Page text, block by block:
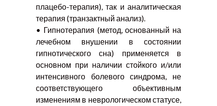
плацебо-терапия), так и аналитическая
терапия (транзактный анализ).
• Гипнотерапия (метод, основанный на
лечебном внушении в состоянии
гипнотического сна) применяется в
основном при наличии стойкого и/или
интенсивного болевого синдрома, не
соответствующего объективным
изменениям в неврологическом статусе,